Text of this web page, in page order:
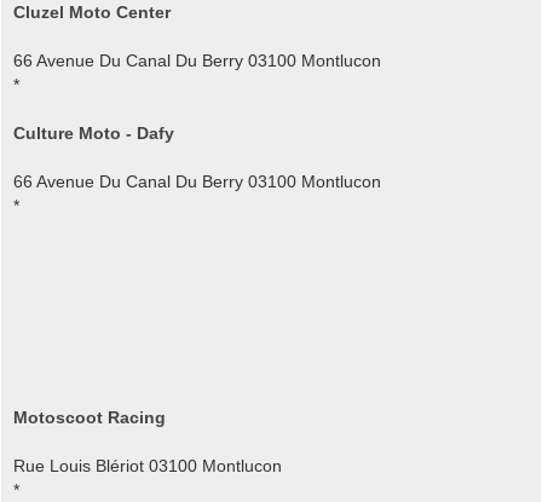
Cluzel Moto Center
66 Avenue Du Canal Du Berry 03100 Montlucon
*
Culture Moto - Dafy
66 Avenue Du Canal Du Berry 03100 Montlucon
*
Motoscoot Racing
Rue Louis Blériot 03100 Montlucon
*